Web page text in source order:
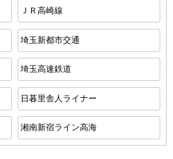
ＪＲ高崎線
埼玉新都市交通
埼玉高速鉄道
日暮里舎人ライナー
湘南新宿ライン高海